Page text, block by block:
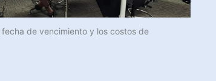
de vencimiento y los costos de